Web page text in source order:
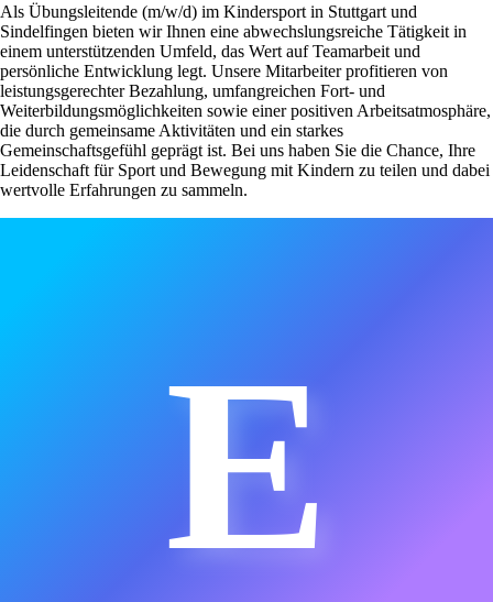
Als Übungsleitende (m/w/d) im Kindersport in Stuttgart und
Sindelfingen bieten wir Ihnen eine abwechslungsreiche Tätigkeit in
einem unterstützenden Umfeld, das Wert auf Teamarbeit und
persönliche Entwicklung legt. Unsere Mitarbeiter profitieren von
leistungsgerechter Bezahlung, umfangreichen Fort- und
Weiterbildungsmöglichkeiten sowie einer positiven Arbeitsatmosphäre,
die durch gemeinsame Aktivitäten und ein starkes
Gemeinschaftsgefühl geprägt ist. Bei uns haben Sie die Chance, Ihre
Leidenschaft für Sport und Bewegung mit Kindern zu teilen und dabei
wertvolle Erfahrungen zu sammeln.
E